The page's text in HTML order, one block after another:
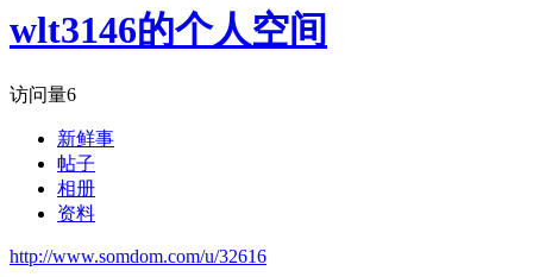
wlt3146的个人空间
访问量6
新鲜事
帖子
相册
资料
http://www.somdom.com/u/32616